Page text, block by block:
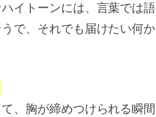
イトーンには、言葉では語
で、それでも届けたい何か
、胸が締めつけられる瞬間